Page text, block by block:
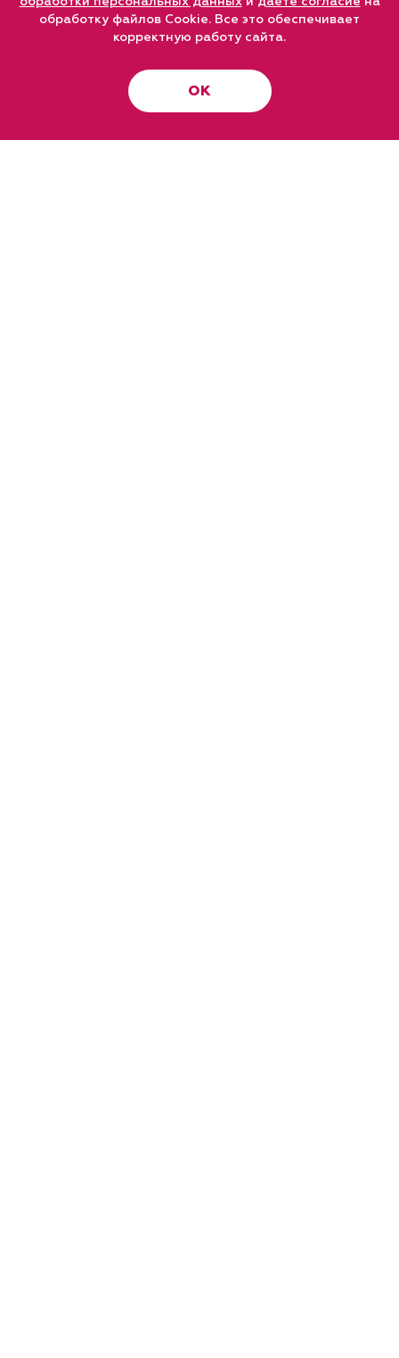
обработку файлов Cookie. Все это обеспечивает
корректную работу сайта.
ОК